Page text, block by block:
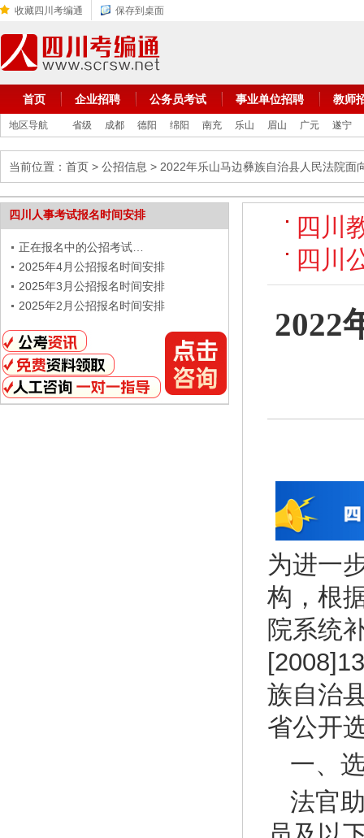
收藏四川考编通 保存到桌面
首页 企业招聘 公务员考试 事业单位招聘 教师
地区导航 省级 成都 德阳 绵阳 南充 乐山 眉山 广元 遂宁
当前位置： 首页 > 公招信息 > 2022年乐山马边彝族自治县人民法院面
四川人事考试报名时间安排
正在报名中的公招考试…
2025年4月公招报名时间安排
2025年3月公招报名时间安排
2025年2月公招报名时间安排
四川
四川
2022
为进一
构，根
院系统
族自治
省公开
一、
法官